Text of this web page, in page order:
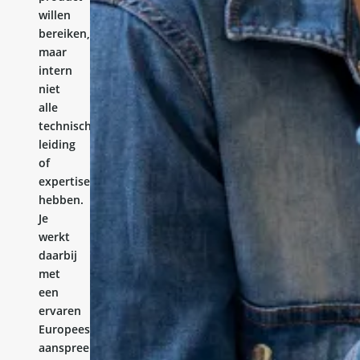
willen
bereiken,
maar
intern
niet
alle
technische
leiding
of
expertise
hebben.
Je
werkt
daarbij
met
een
ervaren
Europees
aanspreekpunt.